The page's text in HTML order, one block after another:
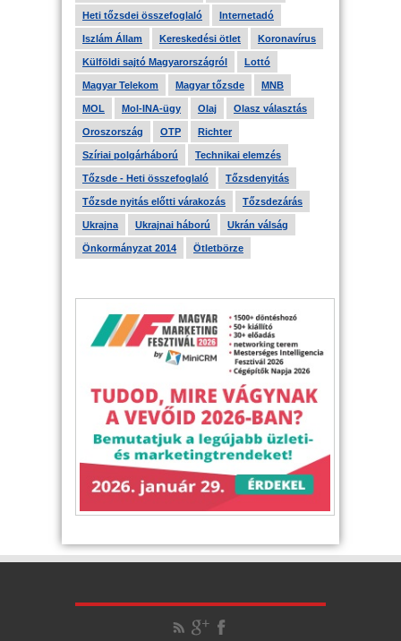
Heti tőzsdei összefoglaló Internetadó
Iszlám Állam Kereskedési ötlet Koronavírus
Külföldi sajtó Magyarországról Lottó
Magyar Telekom Magyar tőzsde MNB
MOL Mol-INA-ügy Olaj Olasz választás
Oroszország OTP Richter
Szíriai polgárháború Technikai elemzés
Tőzsde - Heti összefoglaló Tőzsdenyitás
Tőzsde nyitás előtti várakozás Tőzsdezárás
Ukrajna Ukrajnai háború Ukrán válság
Önkormányzat 2014 Ötletbörze